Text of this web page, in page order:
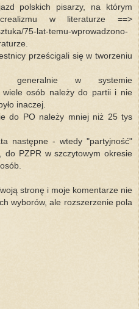
polskich pisarzy, na którym
w literaturze ==>
75-lat-temu-wprowadzono-
prześcigali się w tworzeniu
- generalnie w systemie
wiele osób należy do partii i nie
inaczej.
do PO należy mniej niż 25 tys
następne - wtedy "partyjność"
do PZPR w szczytowym okresie
stronę i moje komentarze nie
wyborów, ale rozszerzenie pola